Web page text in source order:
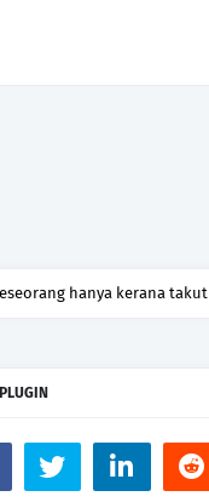
hanya kerana takut